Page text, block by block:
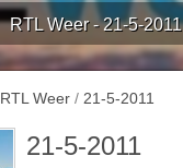
RTL Weer - 21-5-2011
RTL Weer / 21-5-2011
21-5-2011